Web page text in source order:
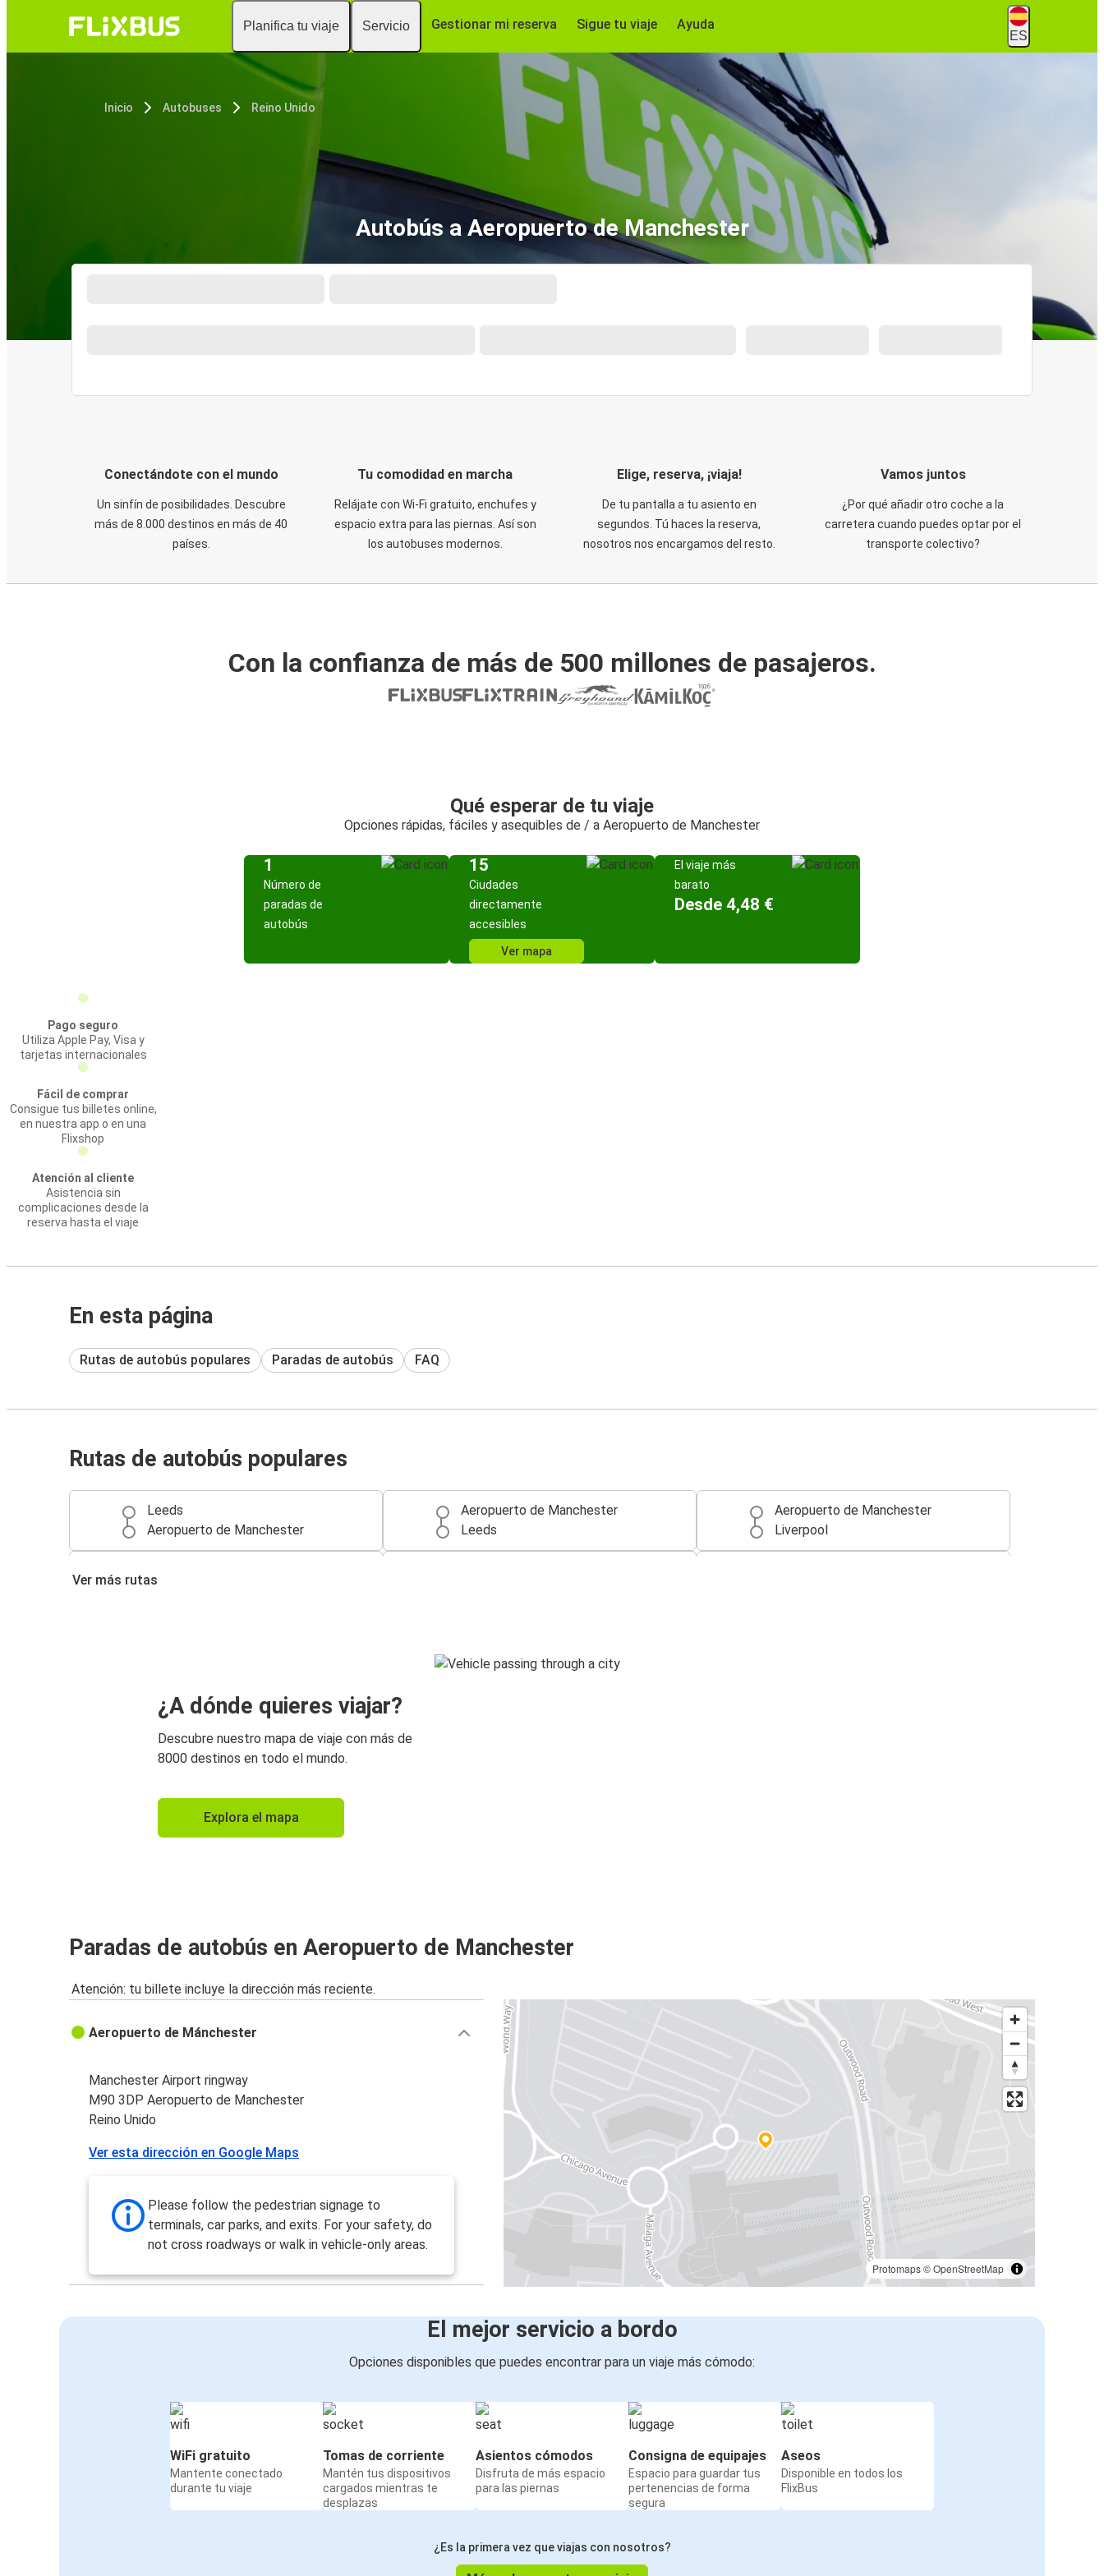
Planifica tu viaje Servicio Gestionar mi reserva Sigue tu viaje Ayuda
ES
Inicio Autobuses Reino Unido
Autobús a Aeropuerto de Manchester
Conectándote con el mundo
Un sinfín de posibilidades. Descubre
más de 8.000 destinos en más de 40
países.
Tu comodidad en marcha
Relájate con Wi-Fi gratuito, enchufes y
espacio extra para las piernas. Así son
los autobuses modernos.
Elige, reserva, ¡viaja!
De tu pantalla a tu asiento en
segundos. Tú haces la reserva,
nosotros nos encargamos del resto.
Vamos juntos
¿Por qué añadir otro coche a la
carretera cuando puedes optar por el
transporte colectivo?
Con la confianza de más de 500 millones de pasajeros.
Qué esperar de tu viaje
Opciones rápidas, fáciles y asequibles de / a Aeropuerto de Manchester
1
Número de
paradas de
autobús
15
Ciudades
directamente
accesibles
Ver mapa
El viaje más
barato
Desde 4,48 €
Pago seguro
Utiliza Apple Pay, Visa y
tarjetas internacionales
Fácil de comprar
Consigue tus billetes online,
en nuestra app o en una
Flixshop
Atención al cliente
Asistencia sin
complicaciones desde la
reserva hasta el viaje
En esta página
Rutas de autobús populares Paradas de autobús FAQ
Rutas de autobús populares
Leeds
Aeropuerto de Manchester
Aeropuerto de Manchester
Leeds
Aeropuerto de Manchester
Liverpool
Stoke on Trent
Aeropuerto de Manchester
Aeropuerto de Manchester
Manchester
Aeropuerto de Manchester
Brighton
Aeropuerto de Manchester
Ver más rutas
¿A dónde quieres viajar?
Descubre nuestro mapa de viaje con más de
8000 destinos en todo el mundo.
Explora el mapa
Paradas de autobús en Aeropuerto de Manchester
Atención: tu billete incluye la dirección más reciente.
Protomaps©OpenStreetMap
Aeropuerto de Mánchester
Manchester Airport ringway
M90 3DP Aeropuerto de Manchester
Reino Unido
Ver esta dirección en Google Maps
Please follow the pedestrian signage to
terminals, car parks, and exits. For your safety, do
not cross roadways or walk in vehicle-only areas.
El mejor servicio a bordo
Opciones disponibles que puedes encontrar para un viaje más cómodo:
WiFi gratuito
Mantente conectado
durante tu viaje
Tomas de corriente
Mantén tus dispositivos
cargados mientras te
desplazas
Asientos cómodos
Disfruta de más espacio
para las piernas
Consigna de equipajes
Espacio para guardar tus
pertenencias de forma
segura
Aseos
Disponible en todos los
FlixBus
¿Es la primera vez que viajas con nosotros?